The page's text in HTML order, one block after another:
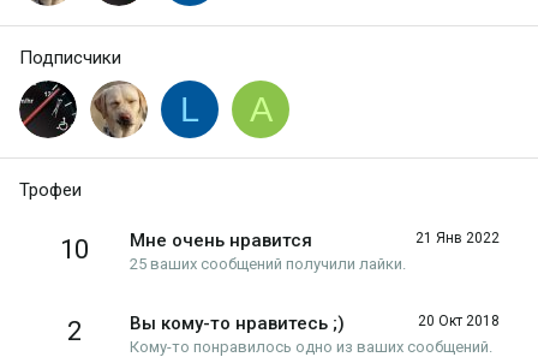
Подписчики
L A
Трофеи
10 21 Янв 2022
Мне очень нравится
25 ваших сообщений получили лайки.
2 20 Окт 2018
Вы кому-то нравитесь ;)
Кому-то понравилось одно из ваших сообщений.